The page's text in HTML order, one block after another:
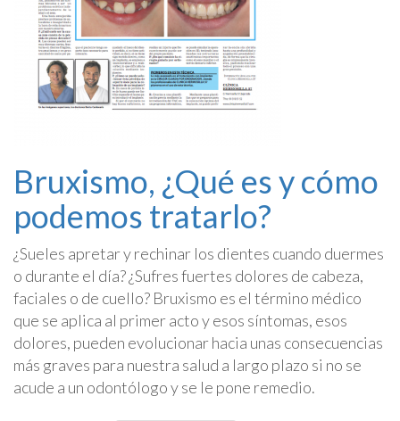
Bruxismo, ¿Qué es y cómo
podemos tratarlo?
¿Sueles apretar y rechinar los dientes cuando duermes
o durante el día? ¿Sufres fuertes dolores de cabeza,
faciales o de cuello? Bruxismo es el término médico
que se aplica al primer acto y esos síntomas, esos
dolores, pueden evolucionar hacia unas consecuencias
más graves para nuestra salud a largo plazo si no se
acude a un odontólogo y se le pone remedio.